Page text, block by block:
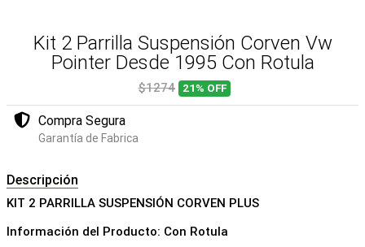
Kit 2 Parrilla Suspensión Corven Vw
Pointer Desde 1995 Con Rotula
$1274 21% OFF
Compra Segura
Garantía de Fabrica
Descripción
KIT 2 PARRILLA SUSPENSIÓN CORVEN PLUS
Información del Producto: Con Rotula